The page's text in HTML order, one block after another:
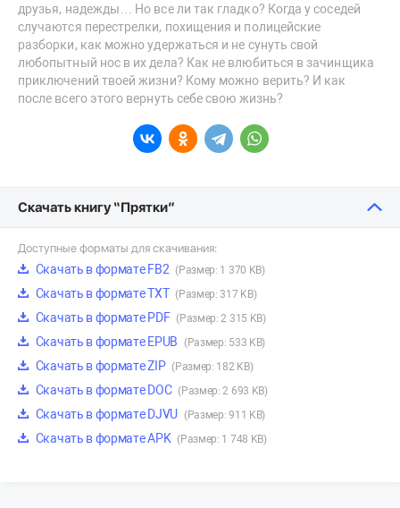
друзья, надежды… Но все ли так гладко? Когда у соседей
случаются перестрелки, похищения и полицейские
разборки, как можно удержаться и не сунуть свой
любопытный нос в их дела? Как не влюбиться в зачинщика
приключений твоей жизни? Кому можно верить? И как
после всего этого вернуть себе свою жизнь?
Скачать книгу “Прятки”
Доступные форматы для скачивания:
Скачать в формате FB2 (Размер: 1 370 KB)
Скачать в формате TXT (Размер: 317 KB)
Скачать в формате PDF (Размер: 2 315 KB)
Скачать в формате EPUB (Размер: 533 KB)
Скачать в формате ZIP (Размер: 182 KB)
Скачать в формате DOC (Размер: 2 693 KB)
Скачать в формате DJVU (Размер: 911 KB)
Скачать в формате APK (Размер: 1 748 KB)